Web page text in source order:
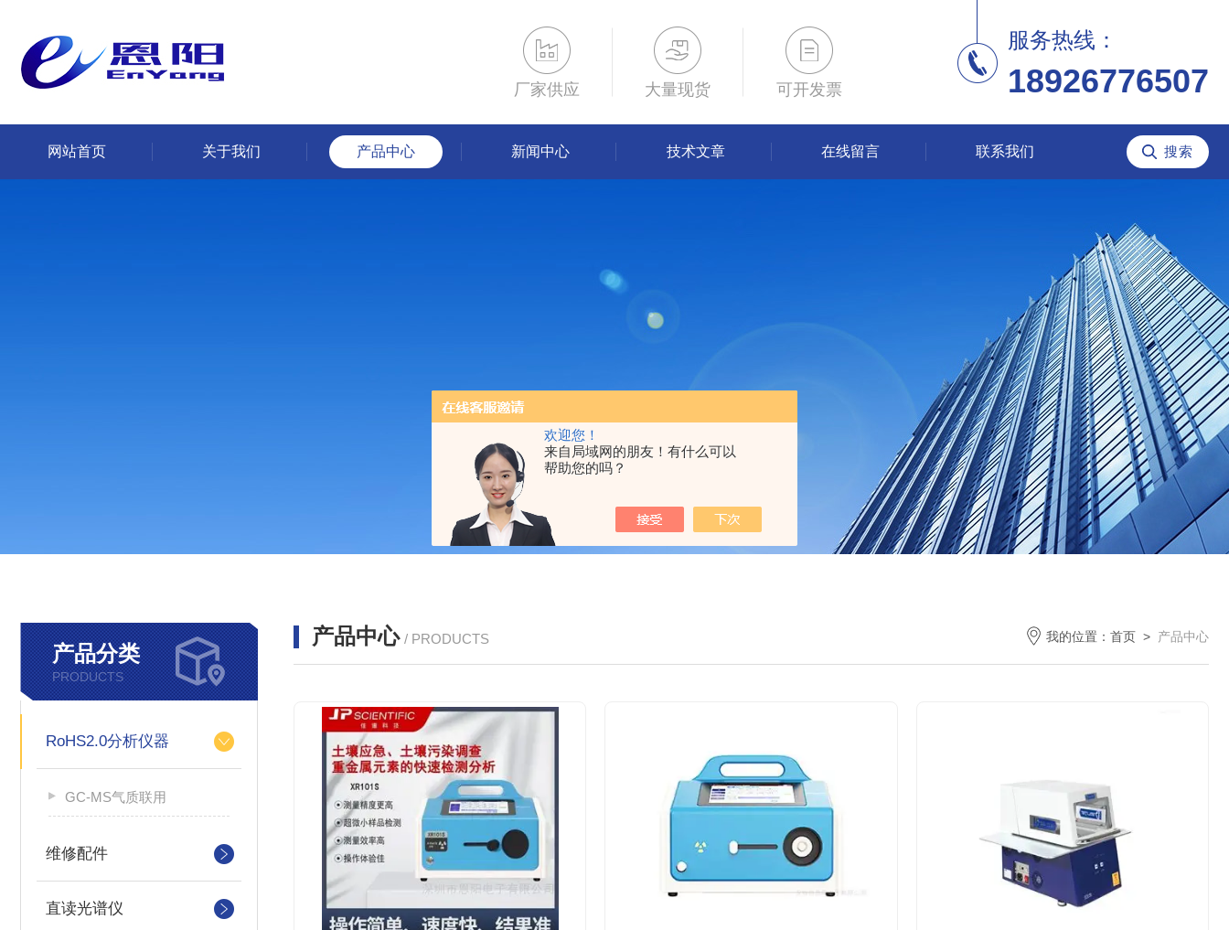
欢迎您！
来自局域网的朋友！有什么可以
帮助您的吗？
厂家供应 大量现货 可开发票
服务热线：
18926776507
网站首页 关于我们 产品中心 新闻中心 技术文章 在线留言 联系我们
产品分类
PRODUCTS
RoHS2.0分析仪器
GC-MS气质联用
维修配件
直读光谱仪
产品中心 / PRODUCTS 我的位置： 首页 > 产品中心